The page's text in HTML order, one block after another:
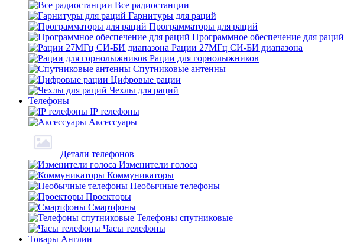
Все радиостанции
Гарнитуры для раций
Программаторы для раций
Программное обеспечение для раций
Рации 27МГц СИ-БИ диапазона
Рации для горнолыжников
Спутниковые антенны
Цифровые рации
Чехлы для раций
Телефоны
IP телефоны
Аксессуары
Детали телефонов
Изменители голоса
Коммуникаторы
Необычные телефоны
Проекторы
Смартфоны
Телефоны спутниковые
Часы телефоны
Товары Англии